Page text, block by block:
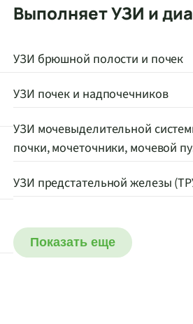
Выполняет УЗИ и
УЗИ брюшной полости и почек
УЗИ почек и надпочечников
УЗИ мочевыделительной
почки, мочеточники, мочевой
УЗИ предстательной железы
Показать еще